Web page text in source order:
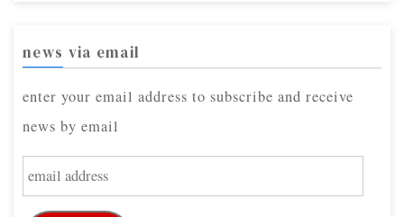
news via email
enter your email address to subscribe and receive
news by email
m